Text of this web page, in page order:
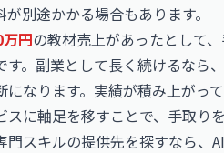
別途かかる場合もあります。
円の教材売上があったとして
す。副業として長く続けるなら
になります。実績が積み上がっ
に軸足を移すことで、手取り
スキルの提供先を探すなら、